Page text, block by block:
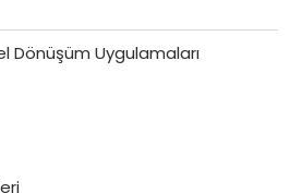
Dönüşüm Uygulamaları